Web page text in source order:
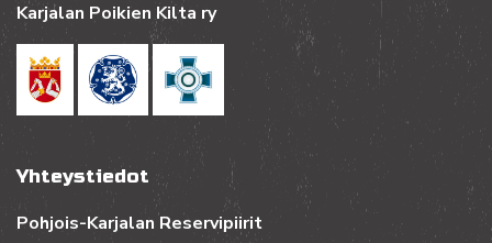
Karjalan Poikien Kilta ry
Yhteystiedot
Pohjois-Karjalan Reservipiirit